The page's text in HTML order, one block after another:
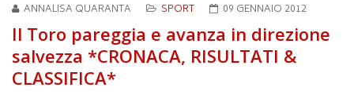
ANNALISA QUARANTA SPORT 09 GENNAIO 2012
Il Toro pareggia e avanza in direzione
salvezza *CRONACA, RISULTATI &
CLASSIFICA*